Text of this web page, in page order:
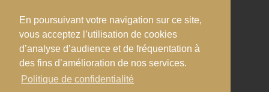
En poursuivant votre navigation sur ce site,
vous acceptez l’utilisation de cookies
d’analyse d’audience et de fréquentation à
des fins d’amélioration de nos services.
Politique de confidentialité